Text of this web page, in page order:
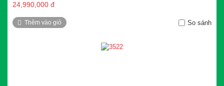
24,990,000 đ
Thêm vào giỏ So sánh